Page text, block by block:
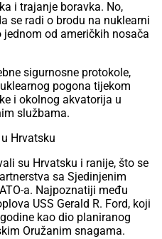
i trajanje boravka. No,
se radi o brodu na nuklearni
jednom od američkih nosača
sigurnosne protokole,
pogona tijekom
i okolnog akvatorija u
službama.
Hrvatsku
su Hrvatsku i ranije, što se
sa Sjedinjenim
a. Najpoznatiji među
USS Gerald R. Ford, koji
kao dio planiranog
Oružanim snagama.